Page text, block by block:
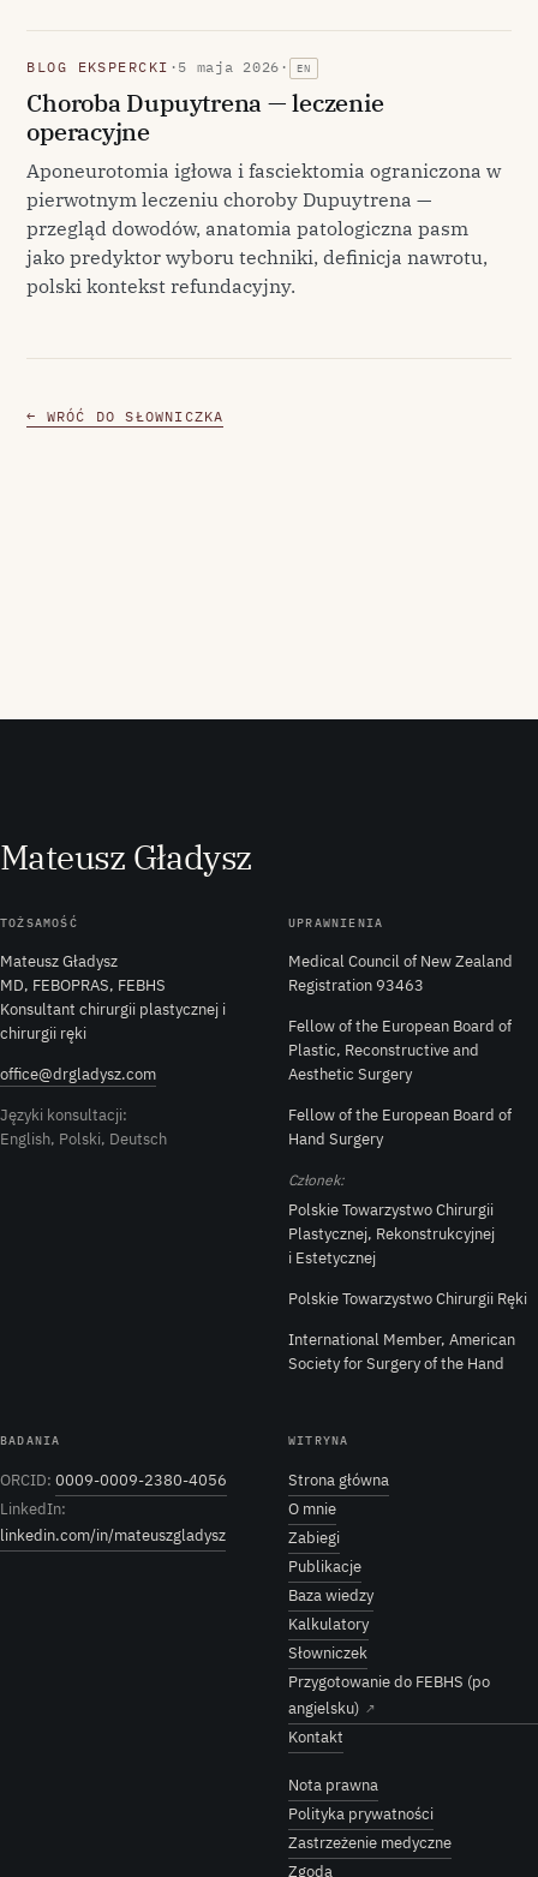
BLOG EKSPERCKI · 5 maja 2026 · EN
Choroba Dupuytrena — leczenie
operacyjne
Aponeurotomia igłowa i fasciektomia ograniczona w
pierwotnym leczeniu choroby Dupuytrena —
przegląd dowodów, anatomia patologiczna pasm
jako predyktor wyboru techniki, definicja nawrotu,
polski kontekst refundacyjny.
← WRÓĆ DO SŁOWNICZKA
Mateusz Gładysz
TOŻSAMOŚĆ
Mateusz Gładysz
MD, FEBOPRAS, FEBHS
Konsultant chirurgii plastycznej i
chirurgii ręki
office@drgladysz.com
Języki konsultacji:
English, Polski, Deutsch
UPRAWNIENIA
Medical Council of New Zealand
Registration 93463
Fellow of the European Board of
Plastic, Reconstructive and
Aesthetic Surgery
Fellow of the European Board of
Hand Surgery
Członek:
Polskie Towarzystwo Chirurgii
Plastycznej, Rekonstrukcyjnej
i Estetycznej
Polskie Towarzystwo Chirurgii Ręki
International Member, American
Society for Surgery of the Hand
BADANIA
ORCID: 0009-0009-2380-4056
LinkedIn:
linkedin.com/in/mateuszgladysz
WITRYNA
Strona główna
O mnie
Zabiegi
Publikacje
Baza wiedzy
Kalkulatory
Słowniczek
Przygotowanie do FEBHS (po
angielsku) ↗
Kontakt
Nota prawna
Polityka prywatności
Zastrzeżenie medyczne
Zgoda